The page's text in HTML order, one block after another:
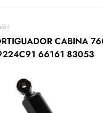
CABINA
2509224C91 66161 83053